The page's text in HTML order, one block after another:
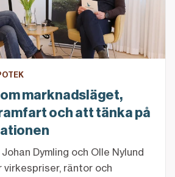
marknadsläget,
och att tänka på
Dymling och Olle Nylund
virkespriser, räntor och